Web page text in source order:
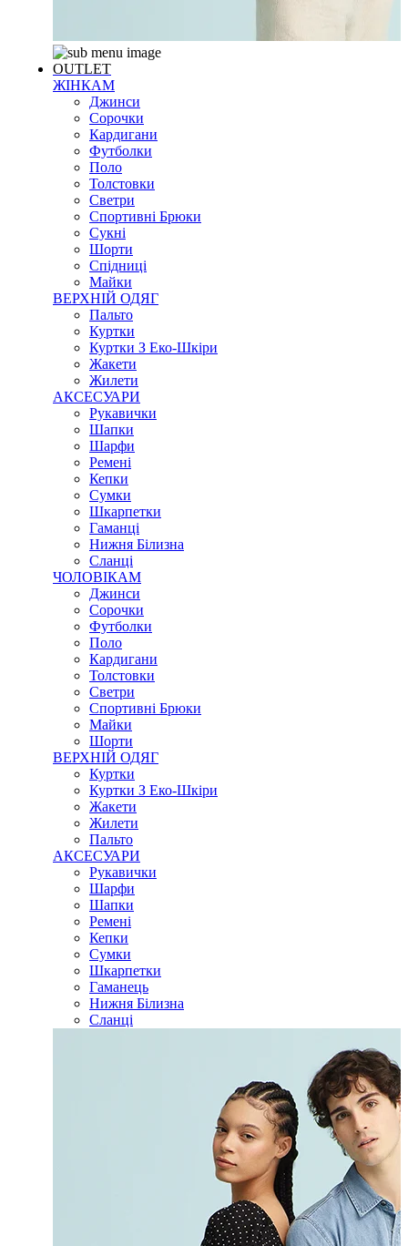
OUTLET
ЖІНКАМ
Джинси
Сорочки
Кардигани
Футболки
Поло
Толстовки
Светри
Спортивні Брюки
Сукні
Шорти
Спідниці
Майки
ВЕРХНІЙ ОДЯГ
Пальто
Куртки
Куртки З Еко-Шкіри
Жакети
Жилети
АКСЕСУАРИ
Рукавички
Шапки
Шарфи
Ремені
Кепки
Сумки
Шкарпетки
Гаманці
Нижня Білизна
Сланці
ЧОЛОВІКАМ
Джинси
Сорочки
Футболки
Поло
Кардигани
Толстовки
Светри
Спортивні Брюки
Майки
Шорти
ВЕРХНІЙ ОДЯГ
Куртки
Куртки З Еко-Шкіри
Жакети
Жилети
Пальто
АКСЕСУАРИ
Рукавички
Шарфи
Шапки
Ремені
Кепки
Сумки
Шкарпетки
Гаманець
Нижня Білизна
Сланці